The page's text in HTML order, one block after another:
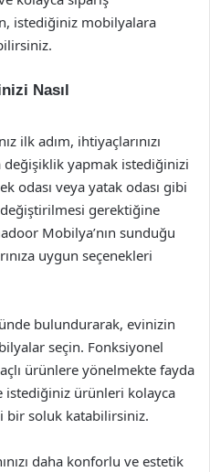
istediğiniz mobilyalara
Nasıl
ilk adım, ihtiyaçlarınızı
yapmak istediğinizi
odası veya yatak odası gibi
gerektiğine
Mobilya’nın sunduğu
uygun seçenekleri
bulundurarak, evinizin
seçin. Fonksiyonel
ürünlere yönelmekte fayda
istediğiniz ürünleri kolayca
bir soluk katabilirsiniz.
daha konforlu ve estetik